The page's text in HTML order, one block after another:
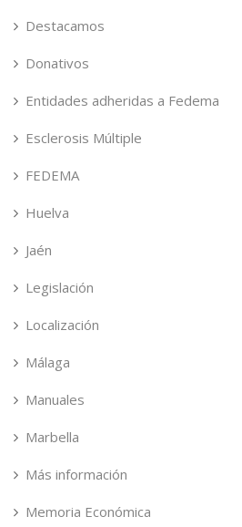
Destacamos
Donativos
Entidades adheridas a Fedema
Esclerosis Múltiple
FEDEMA
Huelva
Jaén
Legislación
Localización
Málaga
Manuales
Marbella
Más información
Memoria Económica